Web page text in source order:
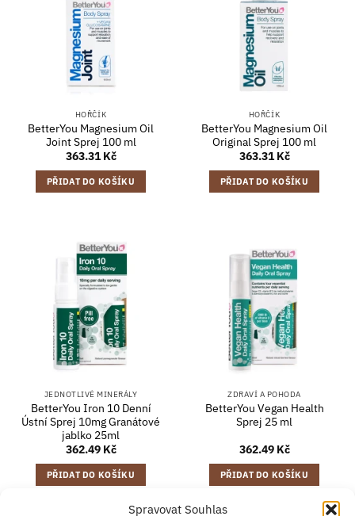
Spravovat Souhlas
HOŘČÍK
BetterYou Magnesium Oil
Joint Sprej 100 ml
363.31Kč
PŘIDAT DO KOŠÍKU
HOŘČÍK
BetterYou Magnesium Oil
Original Sprej 100 ml
363.31Kč
PŘIDAT DO KOŠÍKU
JEDNOTLIVÉ MINERÁLY
BetterYou Iron 10 Denní
Ústní Sprej 10mg Granátové
jablko 25ml
362.49 Kč
PŘIDAT DO KOŠÍKU
ZDRAVÍ A POHODA
BetterYou Vegan Health
Sprej 25 ml
362.49 Kč
PŘIDAT DO KOŠÍKU